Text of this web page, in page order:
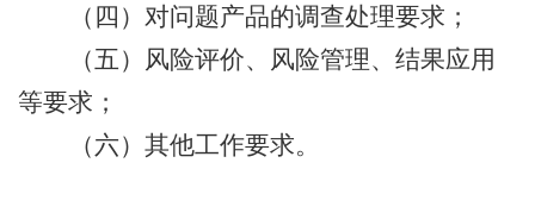
（四）对问题产品的调查处理要求；
（五）风险评价、风险管理、结果应用
等要求；
（六）其他工作要求。